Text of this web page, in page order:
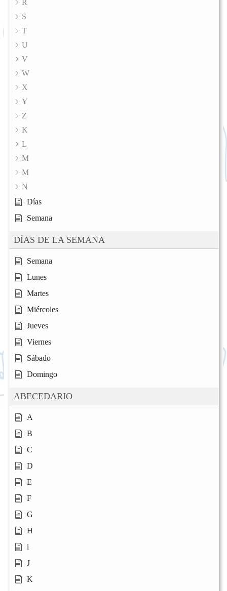
R
S
T
U
V
W
X
Y
Z
K
L
M
M
N
Días
Semana
DÍAS DE LA SEMANA
Semana
Lunes
Martes
Miércoles
Jueves
Viernes
Sábado
Domingo
ABECEDARIO
A
B
C
D
E
F
G
H
i
J
K